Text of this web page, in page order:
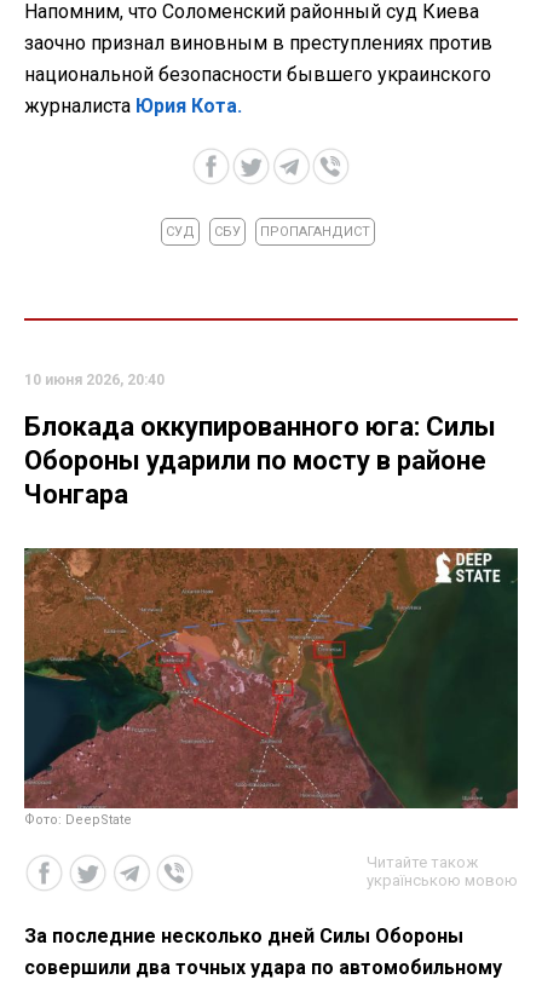
Напомним, что Соломенский районный суд Киева
заочно признал виновным в преступлениях против
национальной безопасности бывшего украинского
журналиста Юрия Кота.
СУД СБУ ПРОПАГАНДИСТ
10 июня 2026, 20:40
Блокада оккупированного юга: Силы
Обороны ударили по мосту в районе
Чонгара
Фото: DeepState
Читайте також
українською мовою
За последние несколько дней Силы Обороны
совершили два точных удара по автомобильному